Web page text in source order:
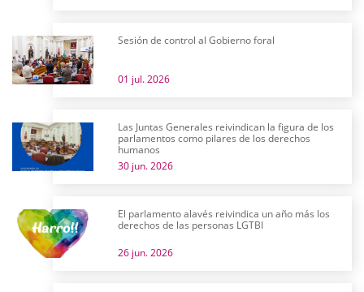
Sesión de control al Gobierno foral
01 jul. 2026
Las Juntas Generales reivindican la figura de los
parlamentos como pilares de los derechos
humanos
30 jun. 2026
El parlamento alavés reivindica un año más los
derechos de las personas LGTBI
26 jun. 2026